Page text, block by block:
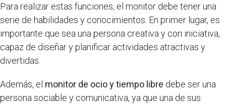
Para realizar estas funciones, el monitor debe tener una
serie de habilidades y conocimientos. En primer lugar, es
importante que sea una persona creativa y con iniciativa,
capaz de diseñar y planificar actividades atractivas y
divertidas.
Además, el monitor de ocio y tiempo libre debe ser una
persona sociable y comunicativa, ya que una de sus